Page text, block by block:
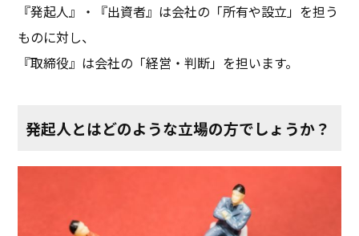
『発起人』・『出資者』は会社の「所有や設立」を担う
ものに対し、
『取締役』は会社の「経営・判断」を担います。
発起人とはどのような立場の方でしょうか？